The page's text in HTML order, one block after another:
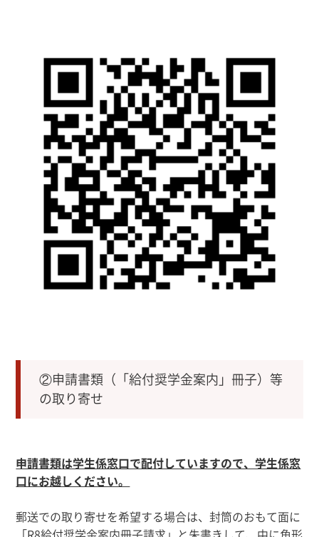
②申請書類（「給付奨学金案内」冊子）等
の取り寄せ
申請書類は学生係窓口で配付していますので、学生係窓
口にお越しください。
郵送での取り寄せを希望する場合は、封筒のおもて面に